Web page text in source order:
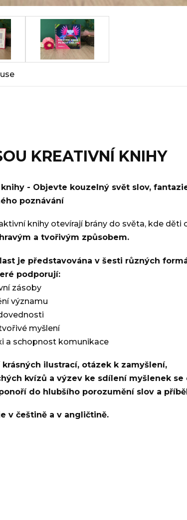
KREATIVNÍ KNIHY
- Objevte kouzelný svět slov,
poznávání
knihy otevírají brány do světa, kde děti
a tvořivým způsobem.
je představována v šesti různých
podporují:
zásoby
významu
myšlení
a schopnost komunikace
krásných ilustrací, otázek k zamyšlení,
kvízů a výzev ke sdílení myšlenek se
do hlubšího porozumění slov a
v češtině a v angličtině.